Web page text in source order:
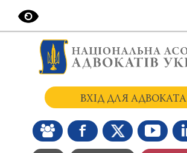
ВХІД ДЛЯ АДВОКАТА